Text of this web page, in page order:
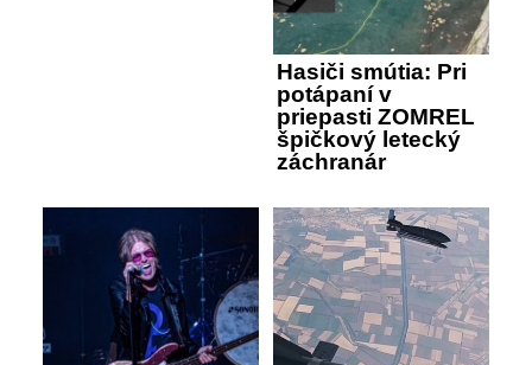
Hasiči smútia: Pri
potápaní v
priepasti ZOMREL
špičkový letecký
záchranár